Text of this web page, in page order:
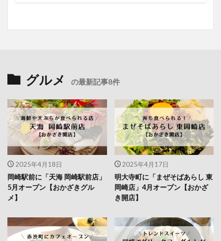
グルメ の最新記事8件
2025年4月18日
岡崎駅前に「天海 岡崎駅前店」
5月オープン【おかざきグル
メ】
2025年4月17日
明大寺町に「まぜそばあらし 東
岡崎店」4月オープン【おかざ
き開店】